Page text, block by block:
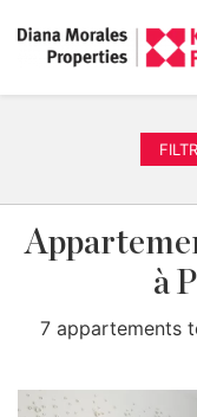
à
7 appartements